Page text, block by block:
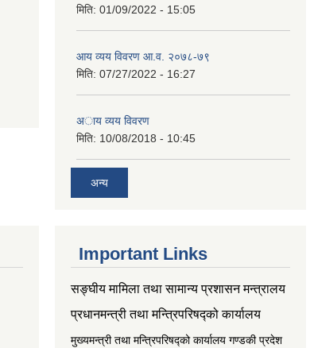
मिति: 01/09/2022 - 15:05
आय व्यय विवरण आ.व. २०७८-७९
मिति: 07/27/2022 - 16:27
अाय व्यय विवरण
मिति: 10/08/2018 - 10:45
अन्य
Important Links
सङ्‍घीय मामिला तथा सामान्य प्रशासन मन्त्रालय
प्रधानमन्त्री तथा मन्त्रिपरिषद्को कार्यालय
मुख्यमन्त्री तथा मन्त्रिपरिषद्को कार्यालय गण्डकी प्रदेश